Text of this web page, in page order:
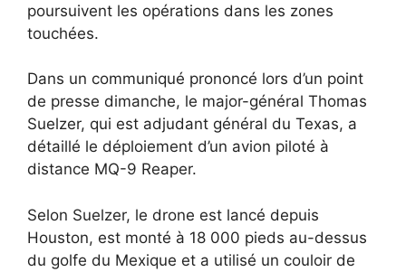
poursuivent les opérations dans les zones
touchées.
Dans un communiqué prononcé lors d’un point
de presse dimanche, le major-général Thomas
Suelzer, qui est adjudant général du Texas, a
détaillé le déploiement d’un avion piloté à
distance MQ-9 Reaper.
Selon Suelzer, le drone est lancé depuis
Houston, est monté à 18 000 pieds au-dessus
du golfe du Mexique et a utilisé un couloir de